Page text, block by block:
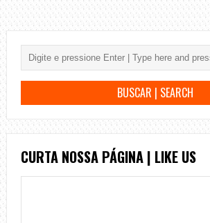
CURTA NOSSA PÁGINA | LIKE US